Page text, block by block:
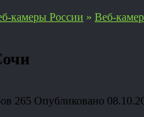
камеры России » Веб-
265 Опубликовано